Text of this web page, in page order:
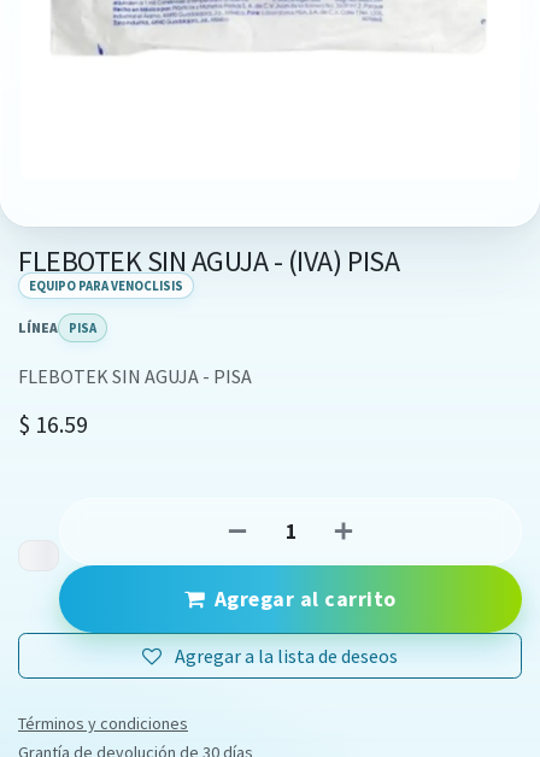
FLEBOTEK SIN AGUJA - (IVA) PISA
EQUIPO PARA VENOCLISIS
LÍNEA PISA
FLEBOTEK SIN AGUJA - PISA
$ 16.59
Agregar al carrito
Agregar a la lista de deseos
Términos y condiciones
Grantía de devolución de 30 días